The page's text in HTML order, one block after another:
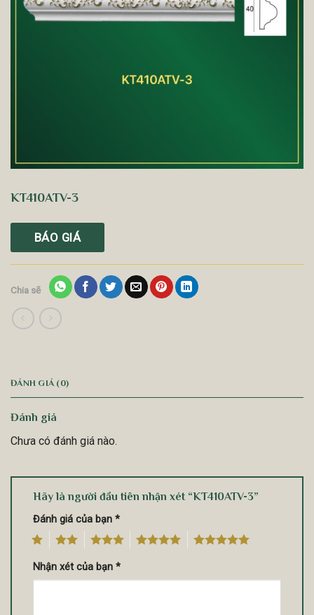
KT410ATV-3
BÁO GIÁ
Chia sẽ
ĐÁNH GIÁ (0)
Đánh giá
Chưa có đánh giá nào.
Hãy là người đầu tiên nhận xét “KT410ATV-3”
Đánh giá của bạn *
4 5
Nhận xét của bạn *